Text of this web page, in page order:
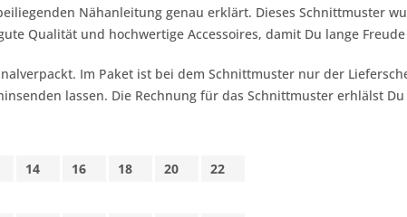
Nähanleitung genau erklärt. Dieses Schnittmuster
Qualität und hochwertige Accessoires, damit Du lange
Im Paket ist bei dem Schnittmuster nur der
lassen. Die Rechnung für das Schnittmuster erhlälst
14 16 18 20
22